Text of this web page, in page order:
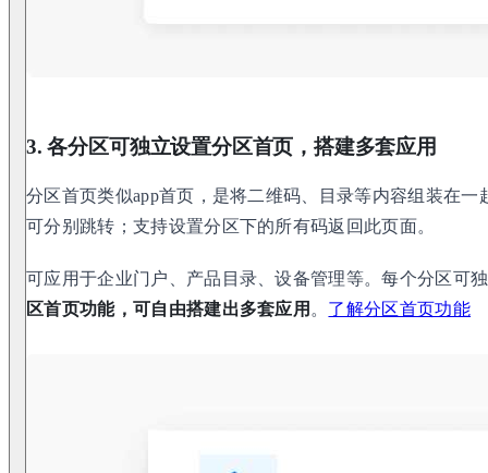
3. 各分区可独立设置分区首页，搭建多套应用
分区首页类似app首页，是将二维码、目录等内容组装在
可分别跳转；支持设置分区下的所有码返回此页面。
可应用于企业门户、产品目录、设备管理等。每个分区可
区首页功能，可自由搭建出多套应用 。 了解分区首页功能